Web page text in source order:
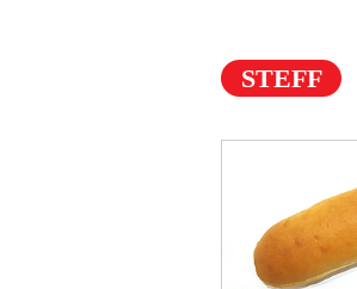
STEFF